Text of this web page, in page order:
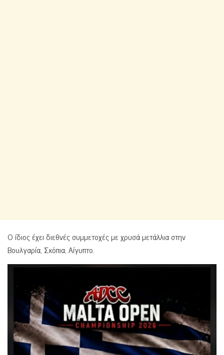
Ο ίδιος έχει διεθνές συμμετοχές με χρυσά μετάλλια στην
Βουλγαρία, Σκόπια, Αίγυπτο.